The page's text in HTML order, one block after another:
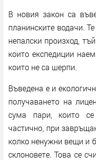
В новия закон са
планинските водачи.
непалски произход,
които експедиции
които не са шерпи.
Въведена е и
получаването на
сума пари, които се
частично, при
колко ненужни вещи и
склоновете. Това се